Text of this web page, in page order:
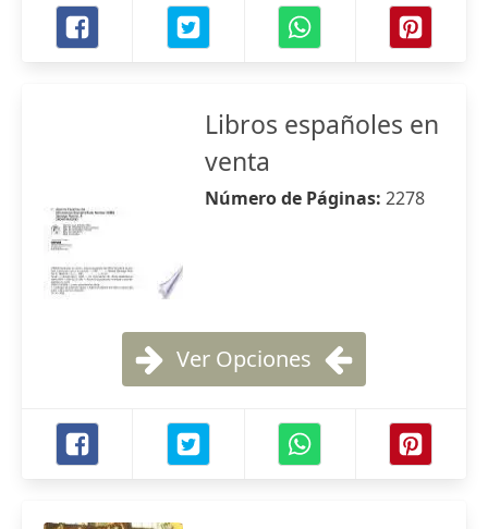
Libros españoles en
venta
Número de Páginas: 2278
Ver Opciones